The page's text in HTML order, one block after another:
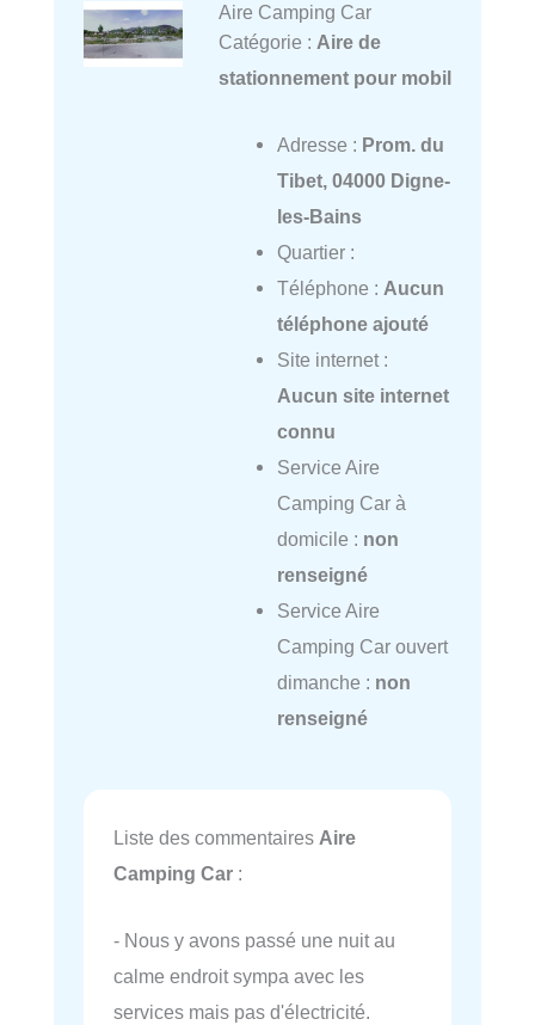
Aire Camping Car
Catégorie : Aire de
stationnement pour mobil
Adresse : Prom. du
Tibet, 04000 Digne-
les-Bains
Quartier :
Téléphone : Aucun
téléphone ajouté
Site internet :
Aucun site internet
connu
Service Aire
Camping Car à
domicile : non
renseigné
Service Aire
Camping Car ouvert
dimanche : non
renseigné
Liste des commentaires Aire
Camping Car :
- Nous y avons passé une nuit au
calme endroit sympa avec les
services mais pas d'électricité.